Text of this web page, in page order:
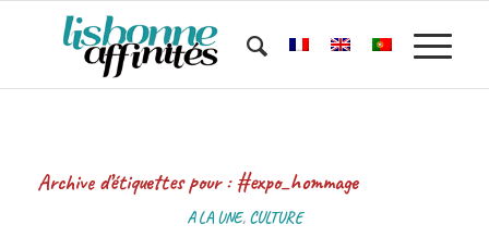
Archive d’étiquettes pour :#expo_hommage
A LA UNE, CULTURE